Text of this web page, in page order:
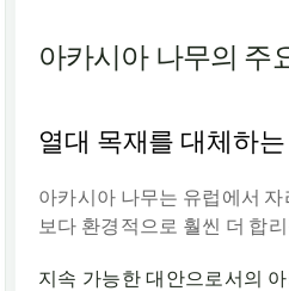
아카시아 나무의 주
열대 목재를 대체하
아카시아 나무는 유럽에서
보다 환경적으로 훨씬 더 합
지속 가능한 대안으로서의